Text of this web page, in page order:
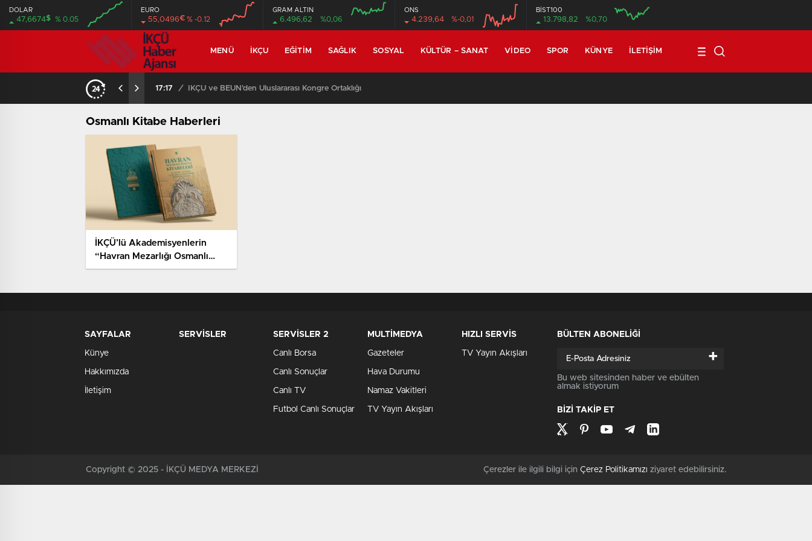
DOLAR
47,6674$ % 0.05
EURO
55,0496€ % -0.12
GRAM ALTIN
6.496,62 %0,06
ONS
4.239,64 %-0,01
BİST100
13.798,82 %0,70
MENÜ İKÇU EĞITIM SAĞLIK SOSYAL KÜLTÜR – SANAT VIDEO SPOR KÜNYE İLETIŞIM
17:17 / İKÇÜ ve BEUN’den Uluslararası Kongre Ortaklığı
Osmanlı Kitabe Haberleri
İKÇÜ’lü Akademisyenlerin
“Havran Mezarlığı Osmanlı
Kitabeleri” Adlı Eserine Ödül
SAYFALAR
Künye
Hakkımızda
İletişim
SERVİSLER SERVİSLER 2
Canlı Borsa
Canlı Sonuçlar
Canlı TV
Futbol Canlı Sonuçlar
MULTİMEDYA
Gazeteler
Hava Durumu
Namaz Vakitleri
TV Yayın Akışları
HIZLI SERVİS
TV Yayın Akışları
BÜLTEN ABONELİĞİ
+
Bu web sitesinden haber ve ebülten
almak istiyorum
BİZİ TAKİP ET
Copyright © 2025 - İKÇÜ MEDYA MERKEZİ Çerezler ile ilgili bilgi için Çerez Politikamızı ziyaret edebilirsiniz.